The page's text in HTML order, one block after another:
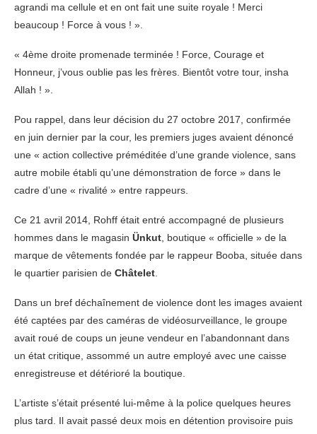
agrandi ma cellule et en ont fait une suite royale ! Merci
beaucoup ! Force à vous ! ».
« 4ème droite promenade terminée ! Force, Courage et
Honneur, j’vous oublie pas les frères. Bientôt votre tour, insha
Allah ! ».
Pou rappel, dans leur décision du 27 octobre 2017, confirmée
en juin dernier par la cour, les premiers juges avaient dénoncé
une « action collective préméditée d’une grande violence, sans
autre mobile établi qu’une démonstration de force » dans le
cadre d’une « rivalité » entre rappeurs.
Ce 21 avril 2014, Rohff était entré accompagné de plusieurs
hommes dans le magasin Ünkut , boutique « officielle » de la
marque de vêtements fondée par le rappeur Booba, située dans
le quartier parisien de Châtelet
Dans un bref déchaînement de violence dont les images avaient
été captées par des caméras de vidéosurveillance, le groupe
avait roué de coups un jeune vendeur en l’abandonnant dans
un état critique, assommé un autre employé avec une caisse
enregistreuse et détérioré la boutique.
L’artiste s’était présenté lui-même à la police quelques heures
plus tard. Il avait passé deux mois en détention provisoire puis